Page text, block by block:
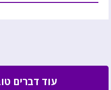
עוד דברים